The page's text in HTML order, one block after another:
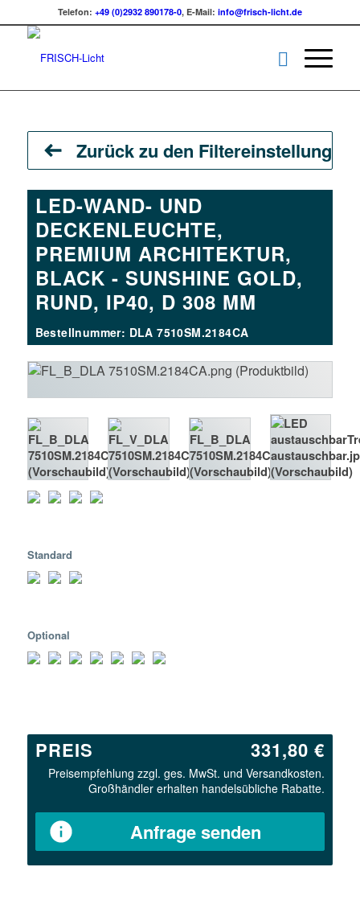
Telefon: +49 (0)2932 890178-0, E-Mail: info@frisch-licht.de
Zurück zu den Filtereinstellungen
LED-WAND- UND
DECKENLEUCHTE,
PREMIUM ARCHITEKTUR,
BLACK - SUNSHINE GOLD,
RUND, IP40, D 308 MM
Bestellnummer: DLA 7510SM.2184CA
Standard
Optional
PREIS 331,80 €
Preisempfehlung zzgl. ges. MwSt. und Versandkosten.
Großhändler erhalten handelsübliche Rabatte.
Anfrage senden